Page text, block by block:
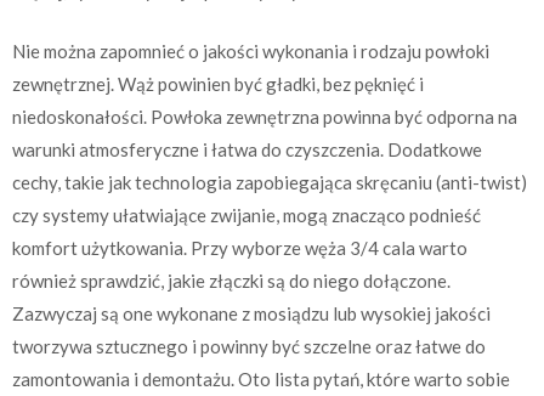
Nie można zapomnieć o jakości wykonania i rodzaju powłoki
zewnętrznej. Wąż powinien być gładki, bez pęknięć i
niedoskonałości. Powłoka zewnętrzna powinna być odporna na
warunki atmosferyczne i łatwa do czyszczenia. Dodatkowe
cechy, takie jak technologia zapobiegająca skręcaniu (anti-twist)
czy systemy ułatwiające zwijanie, mogą znacząco podnieść
komfort użytkowania. Przy wyborze węża 3/4 cala warto
również sprawdzić, jakie złączki są do niego dołączone.
Zazwyczaj są one wykonane z mosiądzu lub wysokiej jakości
tworzywa sztucznego i powinny być szczelne oraz łatwe do
zamontowania i demontażu. Oto lista pytań, które warto sobie